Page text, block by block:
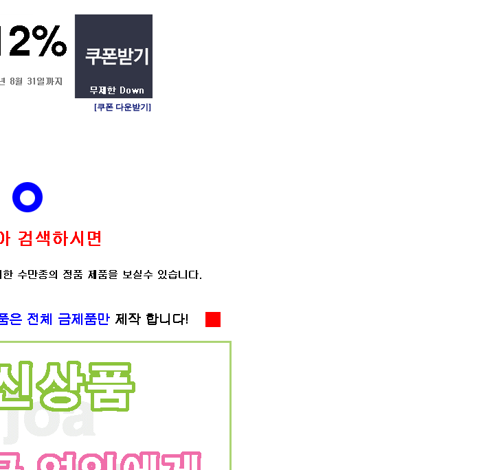
[쿠폰 다운받기]